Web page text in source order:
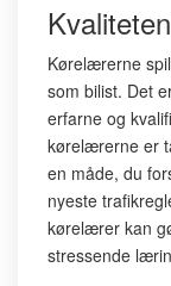
Kørelærerne
som bilist. Det
erfarne og
kørelærerne er
en måde, du
nyeste
kørelærer kan
stressende